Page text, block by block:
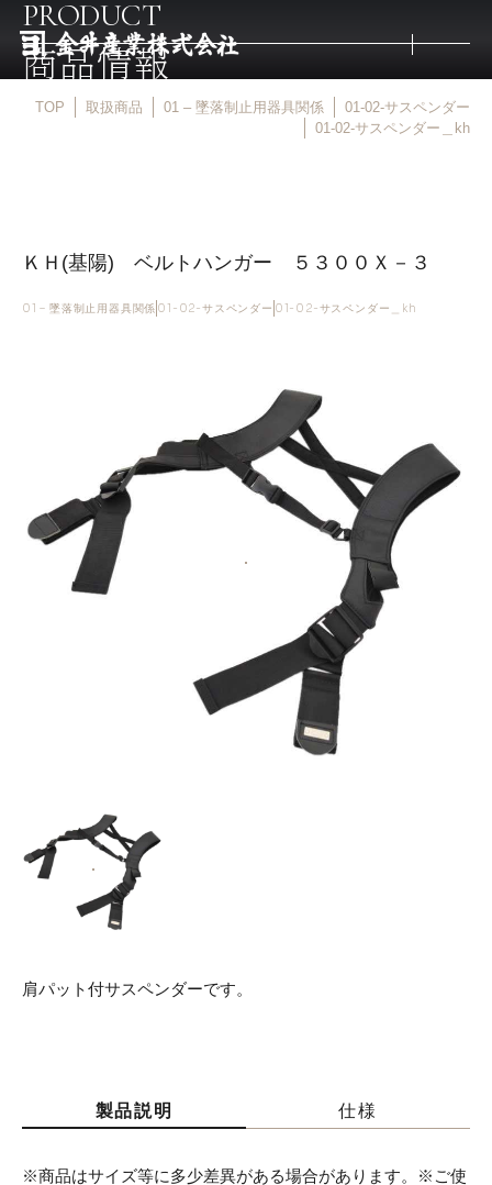
取扱メーカー
お知らせ
お問い合わせはこちら
PRODUCT
商品情報
TOP 取扱商品 01 – 墜落制止用器具関係
01-02-サスペンダー
01-02-サスペンダー＿kh
ＫＨ(基陽) ベルトハンガー ５３００Ｘ－３
01 – 墜落制止用器具関係 01-02-サスペンダー 01-02-サスペンダー＿kh
肩パット付サスペンダーです。
製品説明 仕様
※商品はサイズ等に多少差異がある場合があります。※ご使